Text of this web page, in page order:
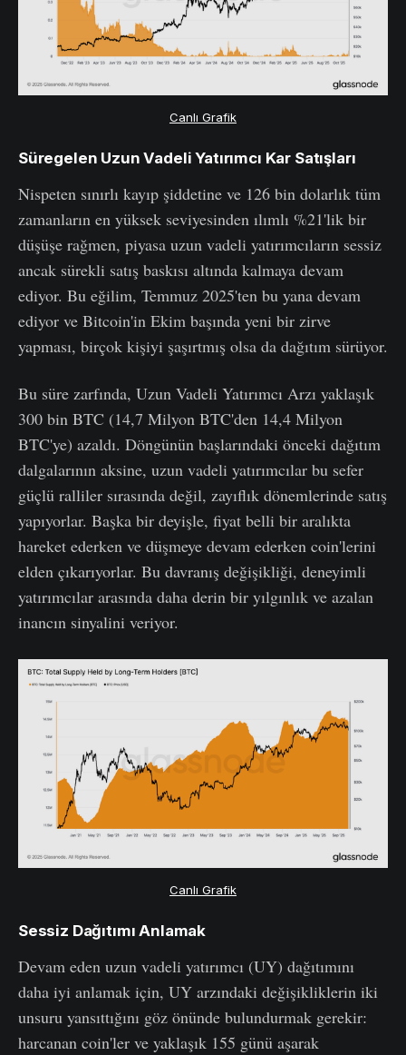
Canlı Grafik
Süregelen Uzun Vadeli Yatırımcı Kar Satışları
Nispeten sınırlı kayıp şiddetine ve 126 bin dolarlık tüm
zamanların en yüksek seviyesinden ılımlı %21'lik bir
düşüşe rağmen, piyasa uzun vadeli yatırımcıların sessiz
ancak sürekli satış baskısı altında kalmaya devam
ediyor. Bu eğilim, Temmuz 2025'ten bu yana devam
ediyor ve Bitcoin'in Ekim başında yeni bir zirve
yapması, birçok kişiyi şaşırtmış olsa da dağıtım sürüyor.
Bu süre zarfında, Uzun Vadeli Yatırımcı Arzı yaklaşık
300 bin BTC (14,7 Milyon BTC'den 14,4 Milyon
BTC'ye) azaldı. Döngünün başlarındaki önceki dağıtım
dalgalarının aksine, uzun vadeli yatırımcılar bu sefer
güçlü ralliler sırasında değil, zayıflık dönemlerinde satış
yapıyorlar. Başka bir deyişle, fiyat belli bir aralıkta
hareket ederken ve düşmeye devam ederken coin'lerini
elden çıkarıyorlar. Bu davranış değişikliği, deneyimli
yatırımcılar arasında daha derin bir yılgınlık ve azalan
inancın sinyalini veriyor.
Canlı Grafik
Sessiz Dağıtımı Anlamak
Devam eden uzun vadeli yatırımcı (UY) dağıtımını
daha iyi anlamak için, UY arzındaki değişikliklerin iki
unsuru yansıttığını göz önünde bulundurmak gerekir:
harcanan coin'ler ve yaklaşık 155 günü aşarak